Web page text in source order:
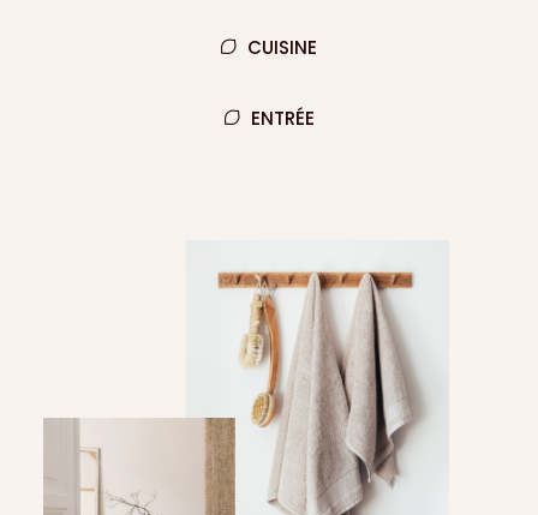
CUISINE
ENTRÉE